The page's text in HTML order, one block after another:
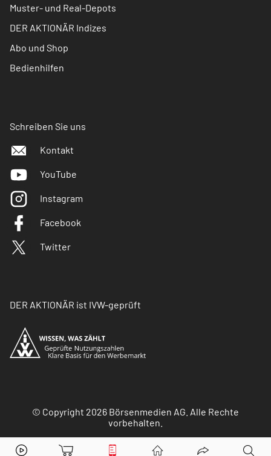
Muster- und Real-Depots
DER AKTIONÄR Indizes
Abo und Shop
Bedienhilfen
Schreiben Sie uns
Kontakt
YouTube
Instagram
Facebook
Twitter
DER AKTIONÄR ist IVW-geprüft
© Copyright 2026 Börsenmedien AG. Alle Rechte
vorbehalten.